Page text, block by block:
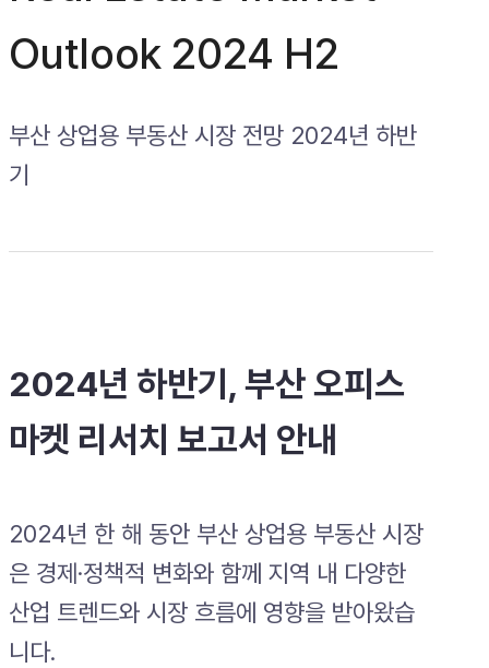
Outlook 2024 H2
부산 상업용 부동산 시장 전망 2024년 하반
기
2024년 하반기, 부산 오피스
마켓 리서치 보고서 안내
2024년 한 해 동안 부산 상업용 부동산 시장
은 경제·정책적 변화와 함께 지역 내 다양한
산업 트렌드와 시장 흐름에 영향을 받아왔습
니다.